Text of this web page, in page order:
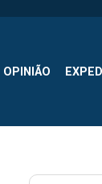
OPINIÃO